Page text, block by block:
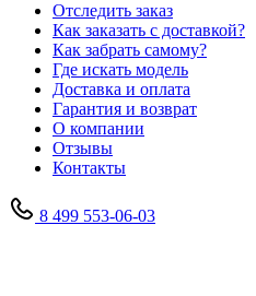
Отследить заказ
Как заказать с доставкой?
Как забрать самому?
Где искать модель
Доставка и оплата
Гарантия и возврат
О компании
Отзывы
Контакты
8 499 553-06-03